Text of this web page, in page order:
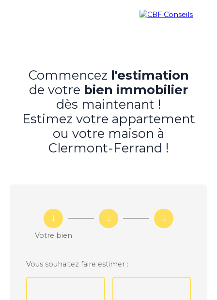
Accueil Nos agences immobilieres Bureaux et
Commencez l'estimation
de votre bien immobilier
dès maintenant !
Estimez votre appartement
ou votre maison à
Clermont-Ferrand !
1
Votre bien
2 3
Vous souhaitez faire estimer :